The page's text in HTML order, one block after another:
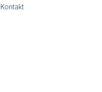
Kontakt